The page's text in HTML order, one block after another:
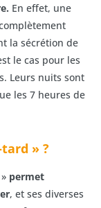
En effet, une
la sécrétion de
le cas pour les
Leurs nuits sont
les 7 heures de
» ?
permet
, et ses diverses